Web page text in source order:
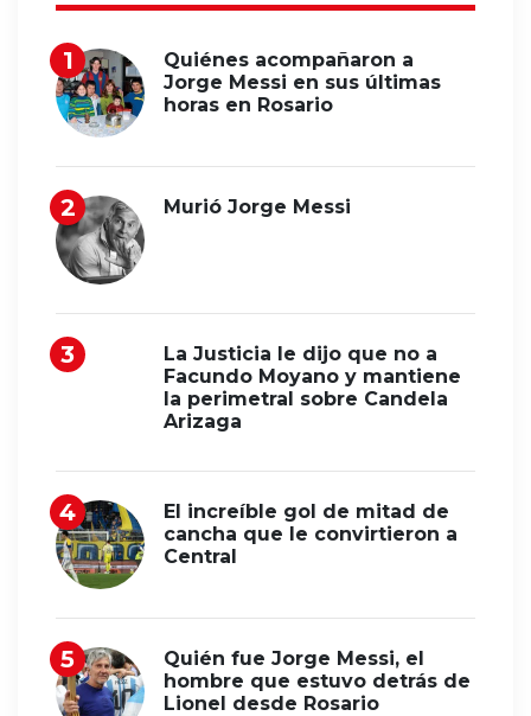
Quiénes acompañaron a
Jorge Messi en sus últimas
horas en Rosario
Murió Jorge Messi
La Justicia le dijo que no a
Facundo Moyano y mantiene
la perimetral sobre Candela
Arizaga
El increíble gol de mitad de
cancha que le convirtieron a
Central
Quién fue Jorge Messi, el
hombre que estuvo detrás de
Lionel desde Rosario